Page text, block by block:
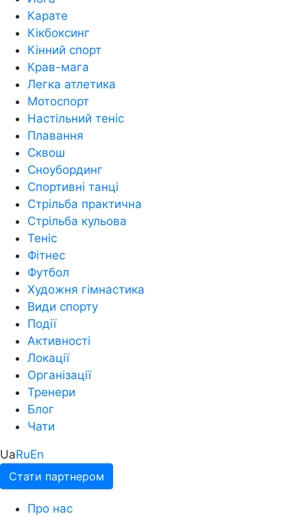
Карате
Кікбоксинг
Кінний спорт
Крав-мага
Легка атлетика
Мотоспорт
Настільний теніс
Плавання
Сквош
Сноубординг
Спортивні танці
Стрільба практична
Стрільба кульова
Теніс
Фітнес
Футбол
Художня гімнастика
Види спорту
Події
Активності
Локації
Організації
Тренери
Блог
Чати
UaRuEn
Стати партнером
Про нас